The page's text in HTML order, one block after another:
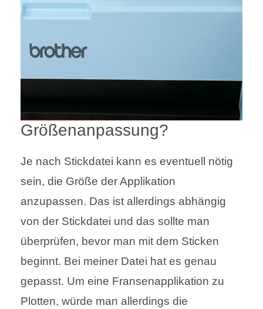
Größenanpassung?
Je nach Stickdatei kann es eventuell nötig
sein, die Größe der Applikation
anzupassen. Das ist allerdings abhängig
von der Stickdatei und das sollte man
überprüfen, bevor man mit dem Sticken
beginnt. Bei meiner Datei hat es genau
gepasst. Um eine Fransenapplikation zu
Plotten, würde man allerdings die